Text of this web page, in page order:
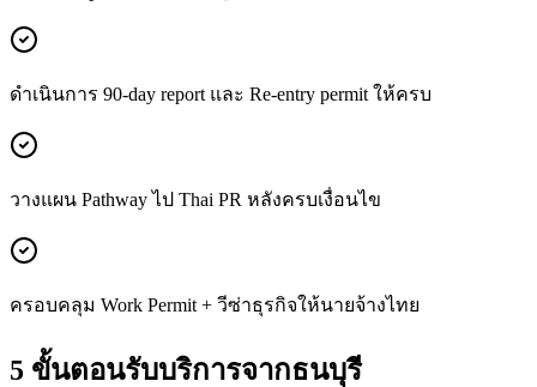
ดำเนินการ 90-day report และ Re-entry permit ให้ครบ
วางแผน Pathway ไป Thai PR หลังครบเงื่อนไข
ครอบคลุม Work Permit + วีซ่าธุรกิจให้นายจ้างไทย
5 ขั้นตอนรับบริการจากธนบุรี